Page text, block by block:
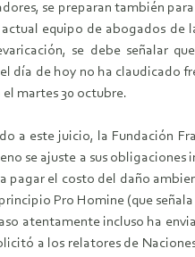
se preparan también
equipo de abogados de
se debe señalar
día de hoy no ha claudicado
martes 30 octubre.
a este juicio, la Fundación
se ajuste a sus
pagar el costo del daño
Pro Homine (que
atentamente incluso ha
a los relatores de